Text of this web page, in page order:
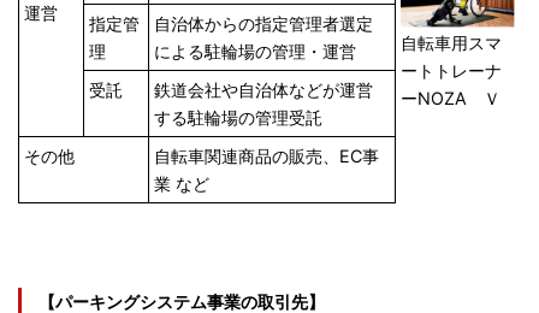
自転車用スマ
ートトレーナ
ーNOZA Ｖ
運営
指定管
理
自治体からの指定管理者選定
による駐輪場の管理・運営
受託
鉄道会社や自治体などが運営
する駐輪場の管理受託
その他
自転車関連商品の販売、EC事
業 など
【パーキングシステム事業の取引先】